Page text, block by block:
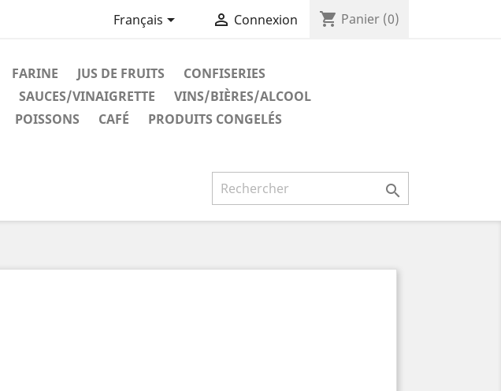
Français  Connexion shopping_cart Panier (0)
FARINE JUS DE FRUITS
CONFISERIES
SAUCES/VINAIGRETTE
VINS/BIÈRES/ALCOOL
POISSONS CAFÉ
PRODUITS CONGELÉS
